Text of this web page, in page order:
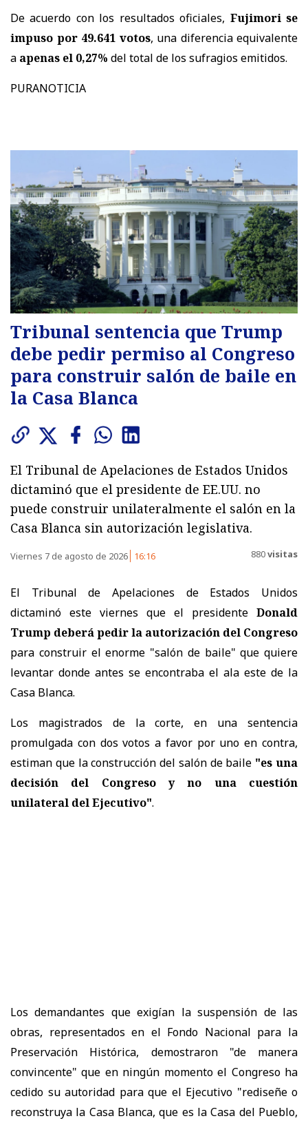
De acuerdo con los resultados oficiales, Fujimori se
impuso por 49.641 votos, una diferencia equivalente
a apenas el 0,27% del total de los sufragios emitidos.
PURANOTICIA
Tribunal sentencia que Trump
debe pedir permiso al Congreso
para construir salón de baile en
la Casa Blanca
El Tribunal de Apelaciones de Estados Unidos
dictaminó que el presidente de EE.UU. no
puede construir unilateralmente el salón en la
Casa Blanca sin autorización legislativa.
Viernes 7 de agosto de 2026 16:16 880visitas
El Tribunal de Apelaciones de Estados Unidos
dictaminó este viernes que el presidente Donald
Trump deberá pedir la autorización del Congreso
para construir el enorme "salón de baile" que quiere
levantar donde antes se encontraba el ala este de la
Casa Blanca.
Los magistrados de la corte, en una sentencia
promulgada con dos votos a favor por uno en contra,
estiman que la construcción del salón de baile "es una
decisión del Congreso y no una cuestión
unilateral del Ejecutivo".
Los demandantes que exigían la suspensión de las
obras, representados en el Fondo Nacional para la
Preservación Histórica, demostraron "de manera
convincente" que en ningún momento el Congreso ha
cedido su autoridad para que el Ejecutivo "rediseñe o
reconstruya la Casa Blanca, que es la Casa del Pueblo,